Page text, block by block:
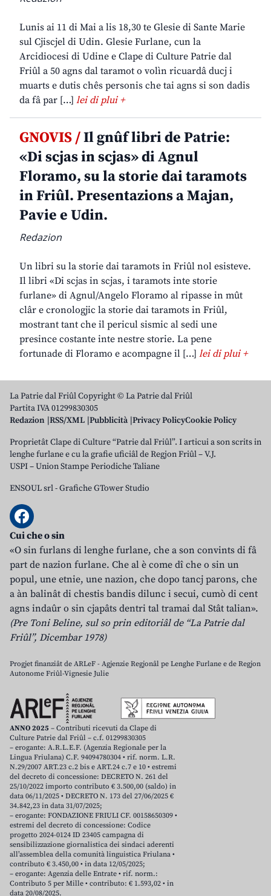
Lunis ai 11 di Mai a lis 18,30 te Glesie di Sante Marie
sul Cjiscjel di Udin. Glesie Furlane, cun la
Arcidiocesi di Udine e Clape di Culture Patrie dal
Friûl a 50 agns dal taramot o volìn ricuardâ ducj i
muarts e dutis chês personis che tai agns si son dadis
da fâ par […] lei di plui +
GNOVIS /Il gnûf libri de Patrie:
«Di scjas in scjas» di Agnul
Floramo, su la storie dai taramots
in Friûl. Presentazions a Majan,
Pavie e Udin.
Redazion
Un libri su la storie dai taramots in Friûl nol esisteve.
Il libri «Di scjas in scjas, i taramots inte storie
furlane» di Agnul/Angelo Floramo al ripasse in mût
clâr e cronologjic la storie dai taramots in Friûl,
mostrant tant che il pericul sismic al sedi une
presince costante inte nestre storie. La pene
fortunade di Floramo e acompagne il […] lei di plui +
La Patrie dal Friûl Copyright © La Patrie dal Friûl
Partita IVA 01299830305
Redazion RSS/XML Pubblicità Privacy PolicyCookie Policy
Proprietât Clape di Culture “Patrie dal Friûl”. I articui a son scrits in
lenghe furlane e cu la grafie uficiâl de Regjon Friûl – V.J.
USPI – Union Stampe Periodiche Taliane
ENSOUL srl-Grafiche GTower Studio
Cui che o sin
«O sin furlans di lenghe furlane, che a son convints di fâ
part de nazion furlane. Che al è come dî che o sin un
popul, une etnie, une nazion, che dopo tancj parons, che
a àn balinât di chestis bandis dilunc i secui, cumò di cent
agns indaûr o sin cjapâts dentri tal tramai dal Stât talian».
(Pre Toni Beline, sul so prin editoriâl de “La Patrie dal
Friûl”, Dicembar 1978)
Progjet finanziât de ARLeF - Agjenzie Regjonâl pe Lenghe Furlane e de Regjon
Autonome Friûl-Vignesie Julie
ANNO 2025 – Contributi ricevuti da Clape di
Culture Patrie dal Friûl – c.f. 01299830305
– erogante: A.R.L.E.F. (Agenzia Regionale per la
Lingua Friulana) C.F. 94094780304 • rif. norm. L.R.
N.29/2007 ART.23 c.2 bis e ART.24 c.7 e 10 • estremi
del decreto di concessione: DECRETO N. 261 del
25/10/2022 importo contributo € 3.500,00 (saldo) in
data 06/11/2025 • DECRETO N. 173 del 27/06/2025 €
34.842,23 in data 31/07/2025;
– erogante: FONDAZIONE FRIULI CF. 00158650309 •
estremi del decreto di concessione: Codice
progetto 2024-0124 ID 23405 campagna di
sensibilizzazione giornalistica dei sindaci aderenti
all’assemblea della comunità linguistica Friulana •
contributo € 3.450,00 • in data 12/05/2025;
– erogante: Agenzia delle Entrate • rif. norm.:
Contributo 5 per Mille • contributo: € 1.593,02 • in
data 20/08/2025.